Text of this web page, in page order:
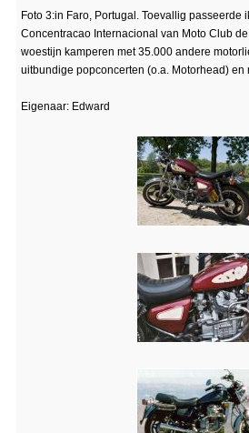
Foto 3:in Faro, Portugal. Toevallig passeerde
Concentracao Internacional van Moto Club
woestijn kamperen met 35.000 andere
uitbundige popconcerten (o.a. Motorhead) en
Eigenaar: Edward